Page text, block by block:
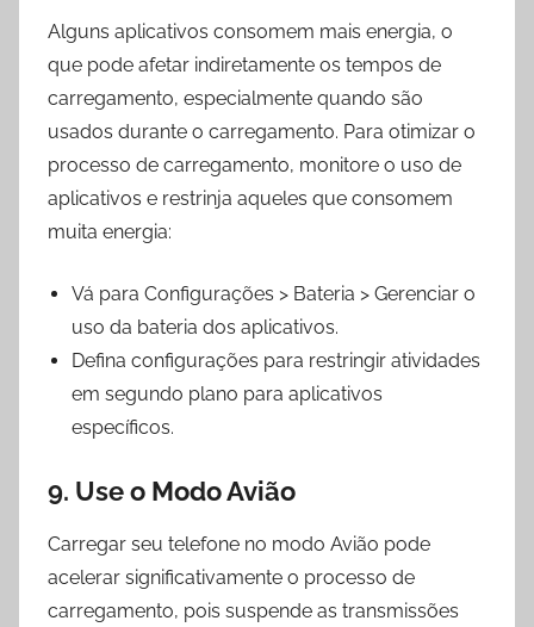
Alguns aplicativos consomem mais energia, o
que pode afetar indiretamente os tempos de
carregamento, especialmente quando são
usados durante o carregamento. Para otimizar o
processo de carregamento, monitore o uso de
aplicativos e restrinja aqueles que consomem
muita energia:
Vá para Configurações > Bateria > Gerenciar o
uso da bateria dos aplicativos.
Defina configurações para restringir atividades
em segundo plano para aplicativos
específicos.
9. Use o Modo Avião
Carregar seu telefone no modo Avião pode
acelerar significativamente o processo de
carregamento, pois suspende as transmissões